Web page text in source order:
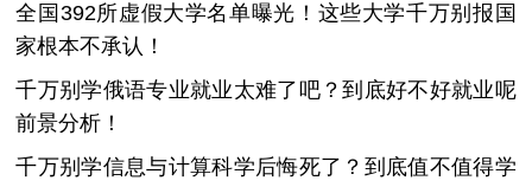
全国392所虚假大学名单曝光！这些大学千万别报国
家根本不承认！
千万别学俄语专业就业太难了吧？到底好不好就业呢
前景分析！
千万别学信息与计算科学后悔死了？到底值不值得学